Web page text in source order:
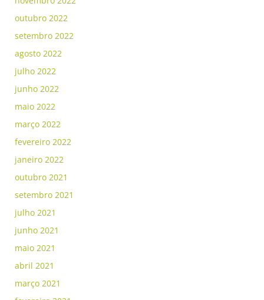
outubro 2022
setembro 2022
agosto 2022
julho 2022
junho 2022
maio 2022
março 2022
fevereiro 2022
janeiro 2022
outubro 2021
setembro 2021
julho 2021
junho 2021
maio 2021
abril 2021
março 2021